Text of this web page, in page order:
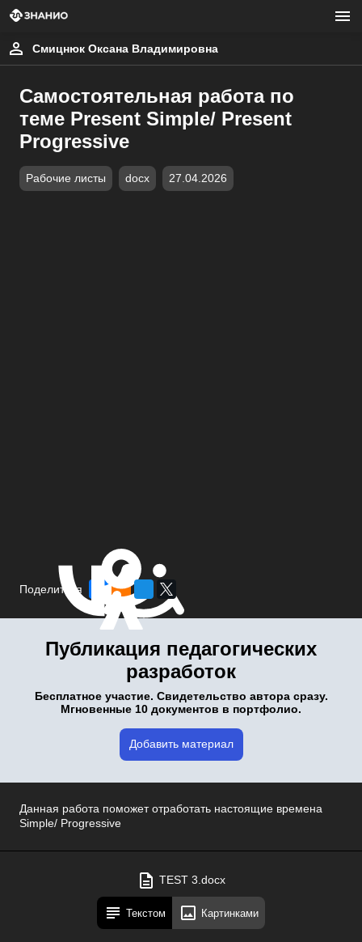
Смицнюк Оксана Владимировна
Самостоятельная работа по
теме Present Simple/ Present
Progressive
Рабочие листы docx 27.04.2026
Поделиться
Публикация педагогических
разработок
Бесплатное участие. Свидетельство автора сразу.
Мгновенные 10 документов в портфолио.
Добавить материал
Данная работа поможет отработать настоящие времена
Simple/ Progressive
TEST 3.docx
Текстом Картинками